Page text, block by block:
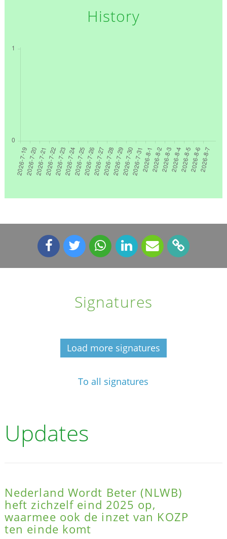
History
Signatures
Load more signatures
To all signatures
Updates
Nederland Wordt Beter (NLWB)
heft zichzelf eind 2025 op,
waarmee ook de inzet van KOZP
ten einde komt